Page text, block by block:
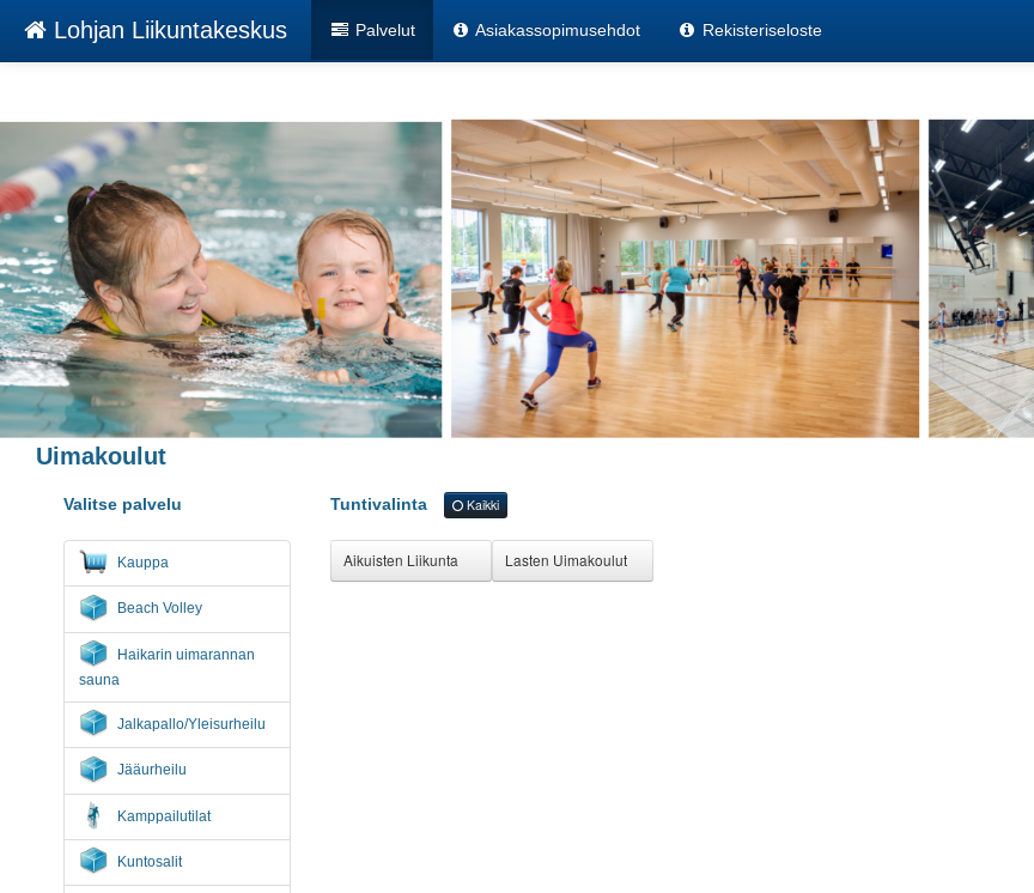
Lohjan Liikuntakeskus Palvelut Asiakassopimusehdot Rekisteriseloste
Uimakoulut
Valitse palvelu
Kauppa
Beach Volley
sauna
Jalkapallo/Yleisurheilu
Jääurheilu
Kamppailutilat
Kuntosalit
Tuntivalinta Kaikki
Aikuisten Liikunta Lasten Uimakoulut